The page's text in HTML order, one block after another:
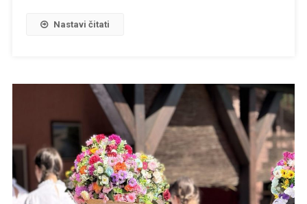
Nastavi čitati